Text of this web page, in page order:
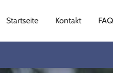
Startseite Kontakt FAQ